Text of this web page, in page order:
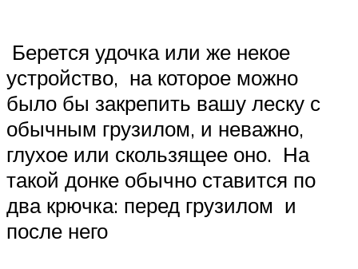
Берется удочка или же некое
устройство, на которое можно
было бы закрепить вашу леску с
обычным грузилом, и неважно,
глухое или скользящее оно. На
такой донке обычно ставится по
два крючка: перед грузилом и
после него